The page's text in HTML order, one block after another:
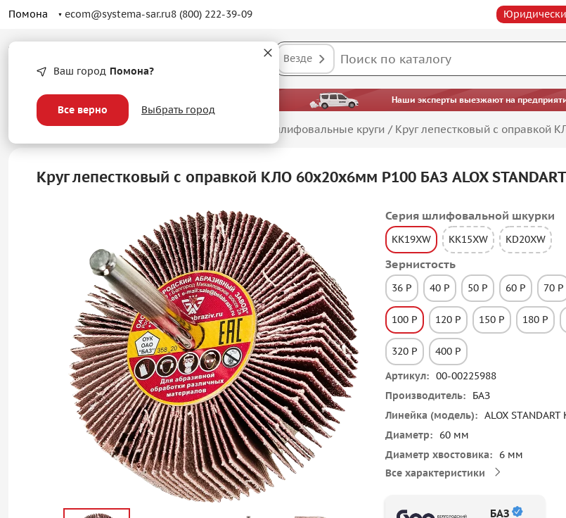
Помона ecom@systema-sar.ru8 (800) 222-39-09
Ваш город Помона?
Все верно Выбрать город
Везде
— больше, чем просто оптовые цены. Наши эксперты выезжают на
Главная /Абразивные материалы Лепестковые шлифовальные круги / Круг лепестковый с оправкой
Круг лепестковый с оправкой КЛО 60х20х6мм P100 БАЗ ALOX
Серия шлифовальной шкурки
KK19XW KK15XW KD20XW
Зернистость
36 P 40 P 50 P 60 P 70 P
100 P 120 P 150 P 180 P
320 P
400 P
Артикул
00-00225988
Производитель
БАЗ
Линейка (модель)
ALOX STANDART
Диаметр
60 мм
Диаметр хвостовика
6 мм
Все характеристики
БАЗ